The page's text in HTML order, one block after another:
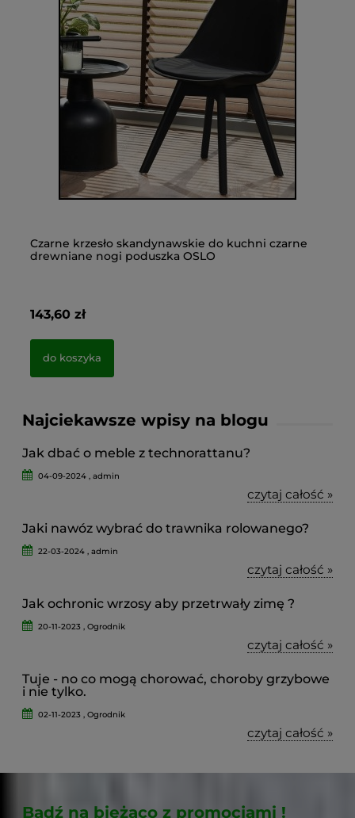
Czarne krzesło skandynawskie do kuchni czarne
drewniane nogi poduszka OSLO
143,60 zł
do koszyka
Najciekawsze wpisy na blogu
Jak dbać o meble z technorattanu?
04-09-2024 , admin
czytaj całość »
Jaki nawóz wybrać do trawnika rolowanego?
22-03-2024 , admin
czytaj całość »
Jak ochronic wrzosy aby przetrwały zimę ?
20-11-2023 , Ogrodnik
czytaj całość »
Tuje - no co mogą chorować, choroby grzybowe
i nie tylko.
02-11-2023 , Ogrodnik
czytaj całość »
Bądź na bieżąco z promocjami !